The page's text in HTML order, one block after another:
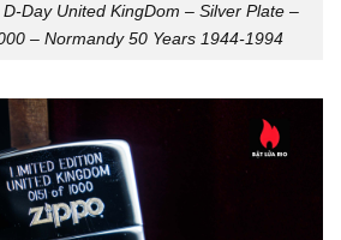
Day United KingDom – Silver Plate –
– Normandy 50 Years 1944-1994